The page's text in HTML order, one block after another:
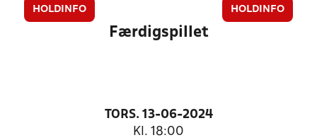
HOLDINFO HOLDINFO
Færdigspillet
TORS. 13-06-2024
Kl. 18:00